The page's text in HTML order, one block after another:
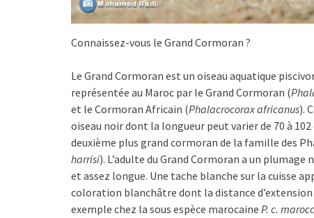
Connaissez-vous le Grand Cormoran ?
Le Grand Cormoran est un oiseau aquatique
représentée au Maroc par le Grand Cormoran (
et le Cormoran Africain (Phalacrocorax africanus).
oiseau noir dont la longueur peut varier de 70 à
deuxième plus grand cormoran de la famille des
harrisi). L’adulte du Grand Cormoran a un
et assez longue. Une tache blanche sur la cuisse
coloration blanchâtre dont la distance d’extension
exemple chez la sous espèce marocaine P. c.